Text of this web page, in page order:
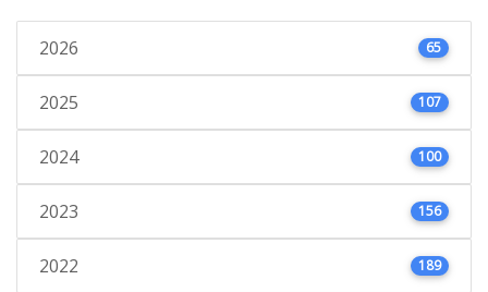
2026 65
2025 107
2024 100
2023 156
2022 189